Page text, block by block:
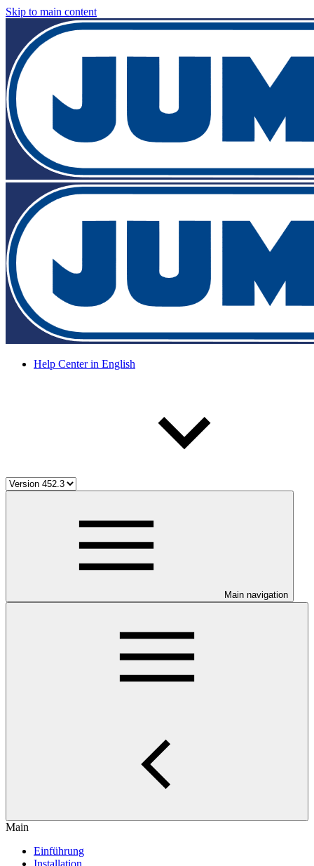
Skip to main content
Help Center in English
Main navigation
Main
Einführung
Installation